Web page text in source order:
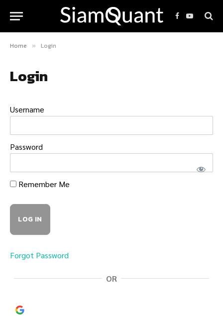
Facebook
YouTube
Home » Login
Login
Username
Password
Remember Me
Forgot Password
OR